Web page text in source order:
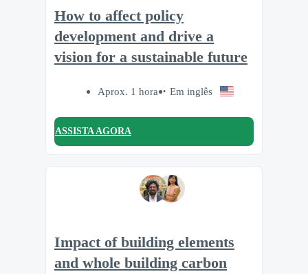
How to affect policy
development and drive a
vision for a sustainable future
Aprox. 1 hora Em inglês
ASSISTA AGORA
Impact of building elements
and whole building carbon